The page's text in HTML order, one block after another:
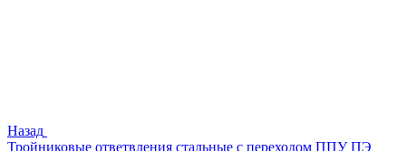
Назад
Тройниковые ответвления стальные с переходом ППУ ПЭ